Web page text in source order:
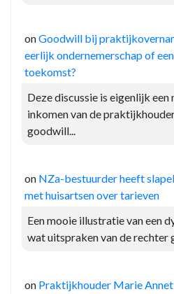
onGoodwill bij
eerlijk ondernemerschap of
toekomst?
Deze discussie is eigenlijk
inkomen van de
goodwill...
on NZa-bestuurder heeft
met huisartsen over tarieven
Een mooie illustratie van een
wat uitspraken van de rechter
on Praktijkhouder Marie